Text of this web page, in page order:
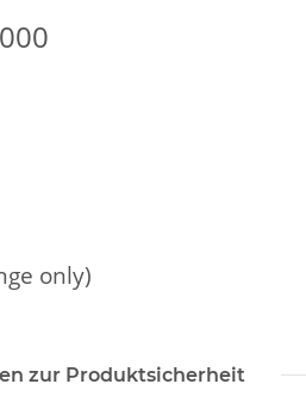
only)
zur Produktsicherheit